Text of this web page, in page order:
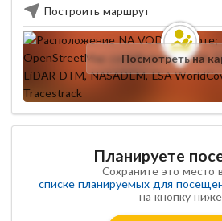
Построить маршрут
Посмотреть на
Планируете
Сохраните это место
списке планируемых для
на кнопку ниже